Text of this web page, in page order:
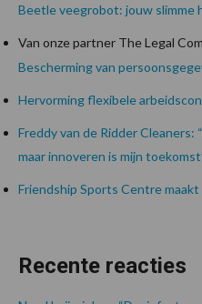
Beetle veegrobot: jouw slimme
Van onze partner The Legal
Bescherming van
Hervorming flexibele
Freddy van de Ridder Cleaners:
maar innoveren is mijn
Friendship Sports Centre
Recente reacties